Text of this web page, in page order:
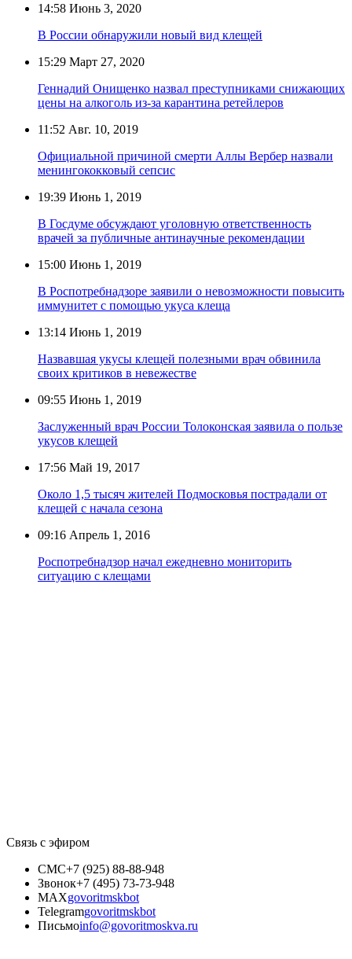
14:58 Июнь 3, 2020
В России обнаружили новый вид клещей
15:29 Март 27, 2020
Геннадий Онищенко назвал преступниками снижающих
цены на алкоголь из-за карантина ретейлеров
11:52 Авг. 10, 2019
Официальной причиной смерти Аллы Вербер назвали
менингококковый сепсис
19:39 Июнь 1, 2019
В Госдуме обсуждают уголовную ответственность
врачей за публичные антинаучные рекомендации
15:00 Июнь 1, 2019
В Роспотребнадзоре заявили о невозможности повысить
иммунитет с помощью укуса клеща
13:14 Июнь 1, 2019
Назвавшая укусы клещей полезными врач обвинила
своих критиков в невежестве
09:55 Июнь 1, 2019
Заслуженный врач России Толоконская заявила о пользе
укусов клещей
17:56 Май 19, 2017
Около 1,5 тысяч жителей Подмосковья пострадали от
клещей с начала сезона
09:16 Апрель 1, 2016
Роспотребнадзор начал ежедневно мониторить
ситуацию с клещами
Связь с эфиром
СМС+7 (925) 88-88-948
Звонок+7 (495) 73-73-948
MAXgovoritmskbot
Telegramgovoritmskbot
Письмоinfo@govoritmoskva.ru